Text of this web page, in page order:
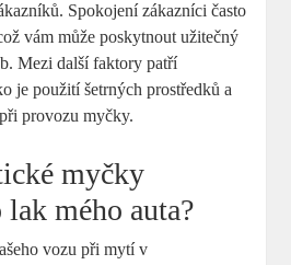
Spokojení zákazníci často
vám může poskytnout užitečný
Mezi další faktory patří
je použití šetrných prostředků a
provozu myčky.
myčky
lak mého auta?
vozu při mytí v